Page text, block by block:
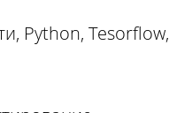
Python, Tesorflow,